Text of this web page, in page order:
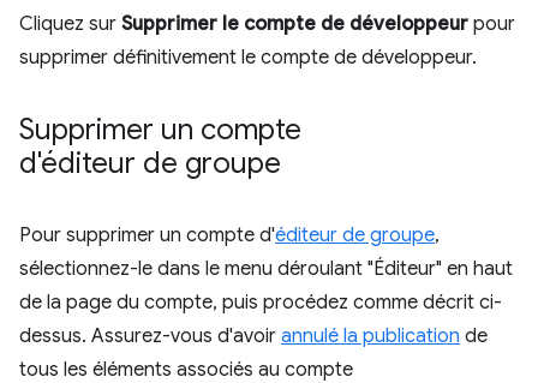
Cliquez sur Supprimer le compte de développeur pour
supprimer définitivement le compte de développeur.
Supprimer un compte
d'éditeur de groupe
Pour supprimer un compte d'éditeur de groupe,
sélectionnez-le dans le menu déroulant "Éditeur" en haut
de la page du compte, puis procédez comme décrit ci-
dessus. Assurez-vous d'avoir annulé la publication de
tous les éléments associés au compte